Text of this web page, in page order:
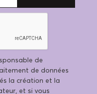
de
de données
la création et la
et si vous